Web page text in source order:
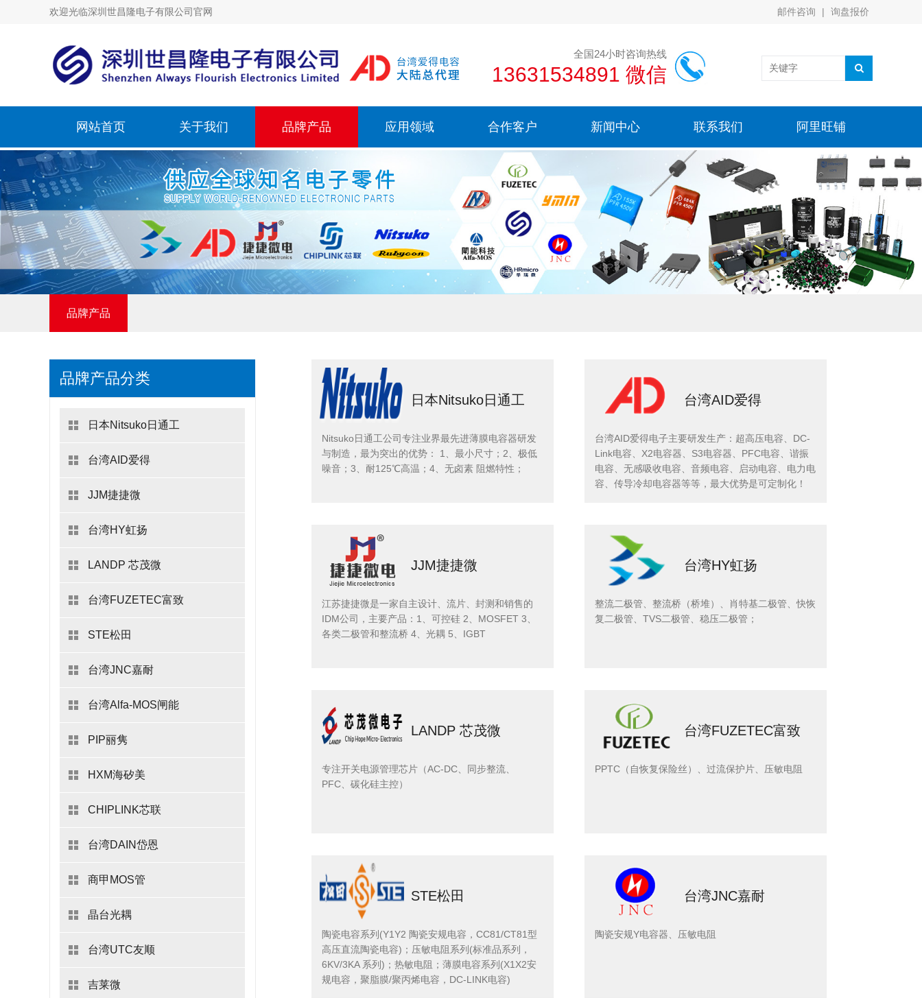
欢迎光临深圳世昌隆电子有限公司官网 邮件咨询 | 询盘报价
全国24小时咨询热线
13631534891 微信
网站首页 关于我们 品牌产品 应用领域 合作客户 新闻中心 联系我们 阿里旺铺
品牌产品
品牌产品分类
日本Nitsuko日通工
台湾AID爱得
JJM捷捷微
台湾HY虹扬
LANDP 芯茂微
台湾FUZETEC富致
STE松田
台湾JNC嘉耐
台湾Alfa-MOS闸能
PIP丽隽
HXM海矽美
CHIPLINK芯联
台湾DAIN岱恩
商甲MOS管
晶台光耦
台湾UTC友顺
吉莱微
日本Nitsuko日通工
Nitsuko日通工公司专注业界最先进薄膜电容器研发
与制造，最为突出的优势： 1、最小尺寸；2、极低
噪音；3、耐125℃高温；4、无卤素 阻燃特性；
台湾AID爱得
台湾AID爱得电子主要研发生产：超高压电容、DC-
Link电容、X2电容器、S3电容器、PFC电容、谐振
电容、无感吸收电容、音频电容、启动电容、电力电
容、传导冷却电容器等等，最大优势是可定制化！
JJM捷捷微
江苏捷捷微是一家自主设计、流片、封测和销售的
IDM公司，主要产品：1、可控硅 2、MOSFET 3、
各类二极管和整流桥 4、光耦 5、IGBT
台湾HY虹扬
整流二极管、整流桥（桥堆）、肖特基二极管、快恢
复二极管、TVS二极管、稳压二极管；
LANDP 芯茂微
专注开关电源管理芯片（AC-DC、同步整流、
PFC、碳化硅主控）
台湾FUZETEC富致
PPTC（自恢复保险丝）、过流保护片、压敏电阻
STE松田
陶瓷电容系列(Y1Y2 陶瓷安规电容，CC81/CT81型
高压直流陶瓷电容)；压敏电阻系列(标准品系列，
6KV/3KA 系列)；热敏电阻；薄膜电容系列(X1X2安
规电容，聚脂膜/聚丙烯电容，DC-LINK电容)
台湾JNC嘉耐
陶瓷安规Y电容器、压敏电阻